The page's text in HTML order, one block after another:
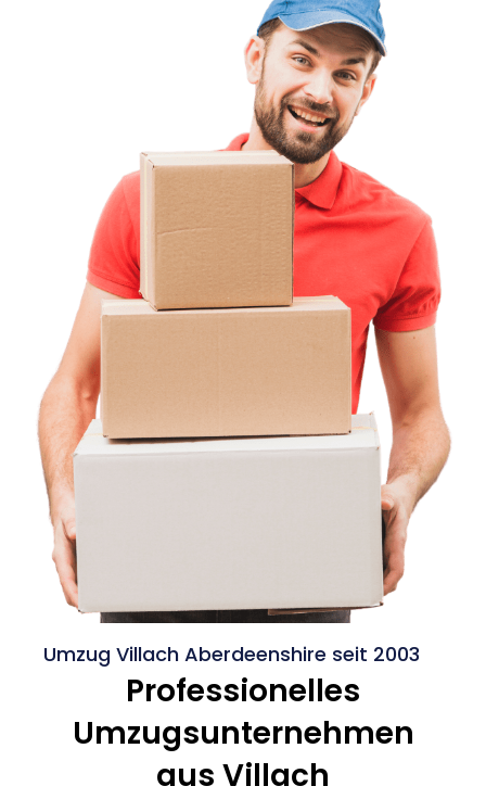
Umzug Villach Aberdeenshire seit 2003
Professionelles
Umzugsunternehmen
aus Villach